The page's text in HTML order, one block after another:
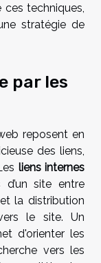
techniques,
stratégie de
par les
reposent en
des liens,
liens internes
site entre
la distribution
le site. Un
d'orienter les
vers les